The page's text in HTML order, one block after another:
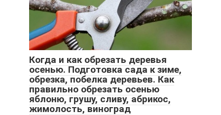
Когда и как обрезать деревья
осенью. Подготовка сада к зиме,
обрезка, побелка деревьев. Как
правильно обрезать осенью
яблоню, грушу, сливу, абрикос,
жимолость, виноград